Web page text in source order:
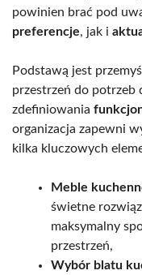
powinien brać pod
preferencje, jak i
Podstawą jest
przestrzeń do potrzeb
zdefiniowania
organizacja zapewni
kilka kluczowych
Meble
świetne
maksymalny
przestrzeń,
Wybór blatu